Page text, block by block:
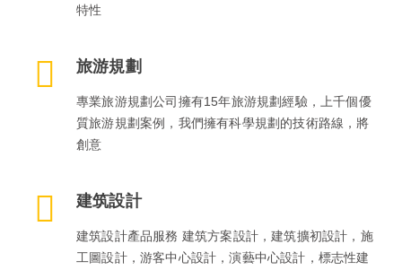
特性
旅游規劃
專業旅游規劃公司擁有15年旅游規劃經驗，上千個優
質旅游規劃案例，我們擁有科學規劃的技術路線，將
創意
建筑設計
建筑設計產品服務 建筑方案設計，建筑擴初設計，施
工圖設計，游客中心設計，演藝中心設計，標志性建